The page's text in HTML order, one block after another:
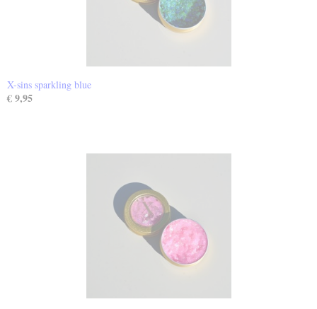
X-sins sparkling blue
€ 9,95